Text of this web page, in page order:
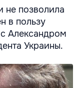
не позволила
в пользу
Александром
Украины.